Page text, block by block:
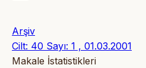
Arşiv
Cilt: 40 Sayı: 1 , 01.03.2001
Makale İstatistikleri